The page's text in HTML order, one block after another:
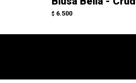
$ 6.500